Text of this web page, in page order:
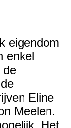
eigendom
enkel
de
Eline
Meelen.
Het